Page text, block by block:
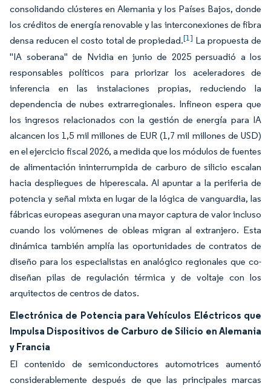
consolidando clústeres en Alemania y los Países Bajos, donde
los créditos de energía renovable y las interconexiones de fibra
densa reducen el costo total de propiedad.[1] La propuesta de
"IA soberana" de Nvidia en junio de 2025 persuadió a los
responsables políticos para priorizar los aceleradores de
inferencia en las instalaciones propias, reduciendo la
dependencia de nubes extrarregionales. Infineon espera que
los ingresos relacionados con la gestión de energía para IA
alcancen los 1,5 mil millones de EUR (1,7 mil millones de USD)
en el ejercicio fiscal 2026, a medida que los módulos de fuentes
de alimentación ininterrumpida de carburo de silicio escalan
hacia despliegues de hiperescala. Al apuntar a la periferia de
potencia y señal mixta en lugar de la lógica de vanguardia, las
fábricas europeas aseguran una mayor captura de valor incluso
cuando los volúmenes de obleas migran al extranjero. Esta
dinámica también amplía las oportunidades de contratos de
diseño para los especialistas en analógico regionales que co-
diseñan pilas de regulación térmica y de voltaje con los
arquitectos de centros de datos.
Electrónica de Potencia para Vehículos Eléctricos que
Impulsa Dispositivos de Carburo de Silicio en Alemania
y Francia
El contenido de semiconductores automotrices aumentó
considerablemente después de que las principales marcas